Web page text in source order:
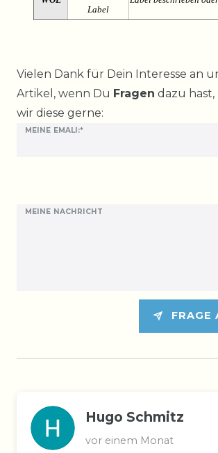
Label
Vielen Dank für Dein Interesse an
Artikel, wenn Du Fragen dazu
wir diese gerne:
MEINE EMALI:*
MEINE NACHRICHT
FRAGE
Hugo Schmitz
vor einem Monat